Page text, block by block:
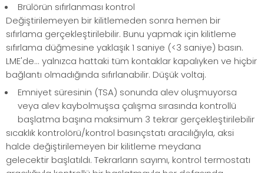
Brülörün sıfırlanması kontrol
Değiştirilemeyen bir kilitlemeden sonra hemen bir
sıfırlama gerçekleştirilebilir. Bunu yapmak için kilitleme
sıfırlama düğmesine yaklaşık 1 saniye (<3 saniye) basın.
LME'de... yalnızca hattaki tüm kontaklar kapalıyken ve hiçbir
bağlantı olmadığında sıfırlanabilir. Düşük voltaj.
Emniyet süresinin (TSA) sonunda alev oluşmuyorsa
veya alev kaybolmuşsa çalışma sırasında kontrollü
başlatma başına maksimum 3 tekrar gerçekleştirilebilir
sıcaklık kontrolörü/kontrol basınçstatı aracılığıyla, aksi
halde değiştirilemeyen bir kilitleme meydana
gelecektir başlatıldı. Tekrarların sayımı, kontrol termostatı